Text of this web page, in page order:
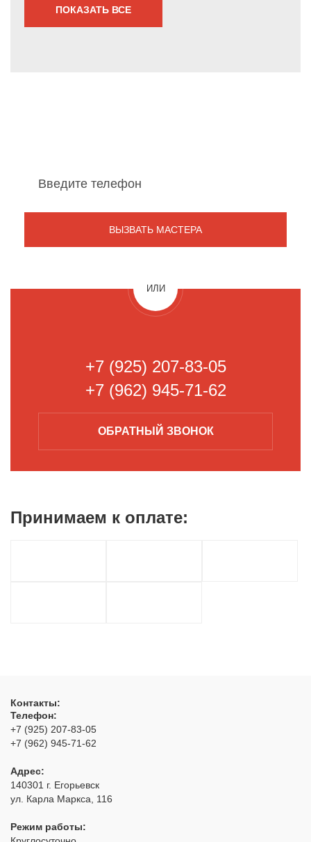
ПОКАЗАТЬ ВСЕ
ИЛИ
+7 (925) 207-83-05
+7 (962) 945-71-62
ОБРАТНЫЙ ЗВОНОК
Принимаем к оплате:
Контакты:
Телефон:
+7 (925) 207-83-05
+7 (962) 945-71-62
Адрес:
140301 г. Егорьевск
ул. Карла Маркса, 116
Режим работы: